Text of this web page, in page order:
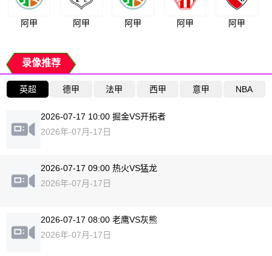
阿甲 阿甲 阿甲 阿甲 阿甲
录像推荐
英超 德甲 法甲 西甲 意甲 NBA
2026-07-17 10:00 掘金VS开拓者
2026年-07月-17日
2026-07-17 09:00 热火VS猛龙
2026年-07月-17日
2026-07-17 08:00 老鹰VS灰熊
2026年-07月-17日